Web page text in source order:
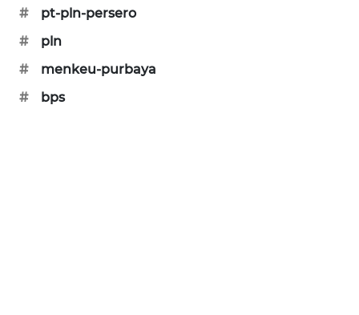
#
pt-pln-persero
#
pln
#
menkeu-purbaya
#
bps
ALPERKLINAS